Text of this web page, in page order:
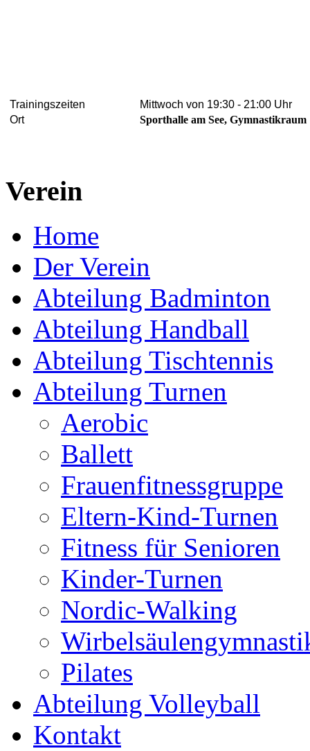
Trainingszeiten
Mittwoch von 19:30 - 21:00 Uhr
Ort
Sporthalle am See, Gymnastikraum
Verein
Home
Der Verein
Abteilung Badminton
Abteilung Handball
Abteilung Tischtennis
Abteilung Turnen
Aerobic
Ballett
Frauenfitnessgruppe
Eltern-Kind-Turnen
Fitness für Senioren
Kinder-Turnen
Nordic-Walking
Pilates
Abteilung Volleyball
Kontakt